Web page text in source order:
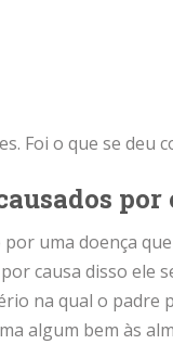
Foi o que se deu
uma doença
causa disso ele
na qual o padre
algum bem às